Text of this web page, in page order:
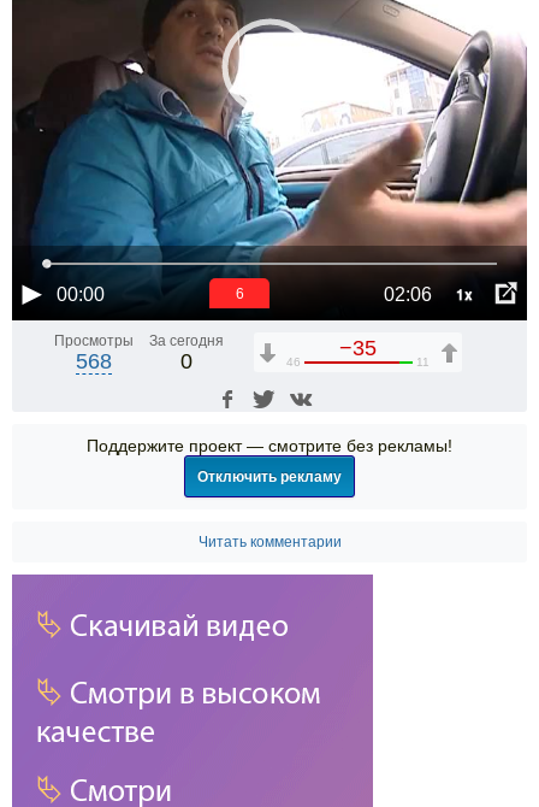
00:00 02:06 1x
6
Просмотры
568
За сегодня
0
−35
46 11
Поддержите проект — смотрите без рекламы!
Отключить рекламу
Читать комментарии